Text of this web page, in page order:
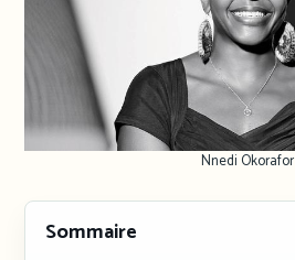
Nnedi Okorafor
Sommaire